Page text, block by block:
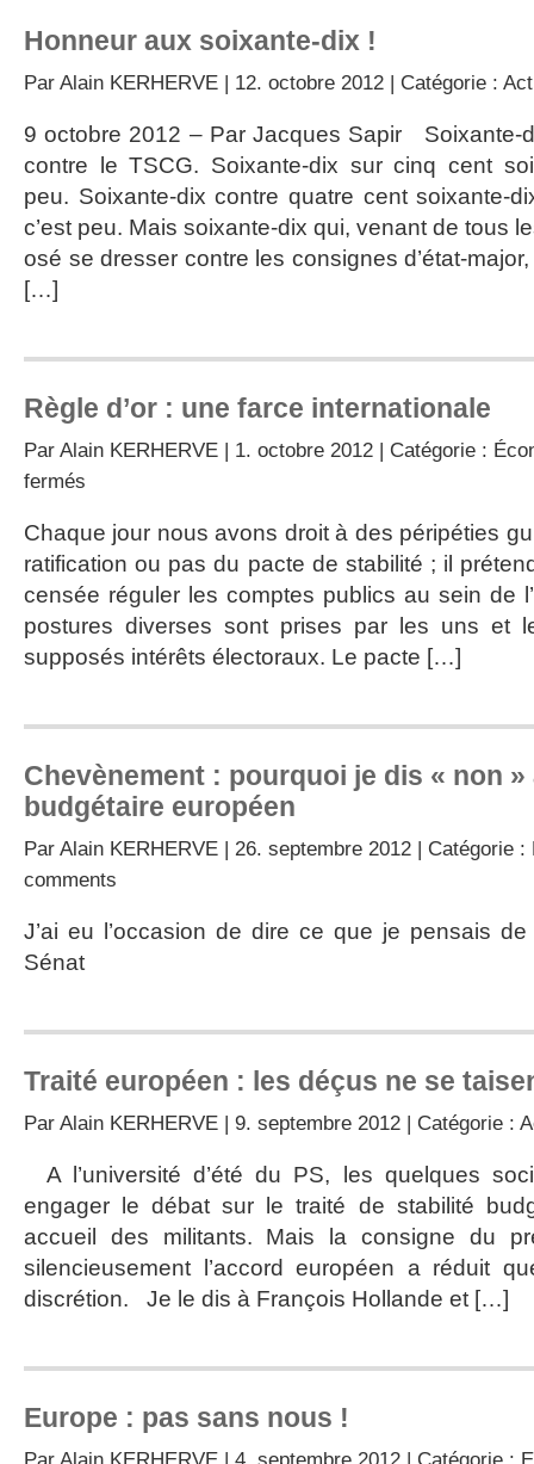
Honneur aux soixante-dix !
Par Alain KERHERVE | 12. octobre 2012 | Catégorie :
9 octobre 2012 – Par Jacques Sapir Soixante-
contre le TSCG. Soixante-dix sur cinq cent
peu. Soixante-dix contre quatre cent soixante-
c’est peu. Mais soixante-dix qui, venant de tous
osé se dresser contre les consignes d’état-
[…]
Règle d’or : une farce internationale
Par Alain KERHERVE | 1. octobre 2012 | Catégorie :
fermés
:
une
internationale
Chaque jour nous avons droit à des péripéties
ratification ou pas du pacte de stabilité ; il
censée réguler les comptes publics au sein de
postures diverses sont prises par les uns et
supposés intérêts électoraux. Le pacte […]
Chevènement : pourquoi je dis « non
budgétaire européen
Par Alain KERHERVE | 26. septembre 2012 | Catégorie :
comments
J’ai eu l’occasion de dire ce que je pensais
Sénat
Traité européen : les déçus ne se
Par Alain KERHERVE | 9. septembre 2012 | Catégorie :
A l’université d’été du PS, les quelques
engager le débat sur le traité de stabilité
accueil des militants. Mais la consigne du
silencieusement l’accord européen a réduit
discrétion. Je le dis à François Hollande et […]
Europe : pas sans nous !
Par Alain KERHERVE | 4. septembre 2012 | Catégorie :